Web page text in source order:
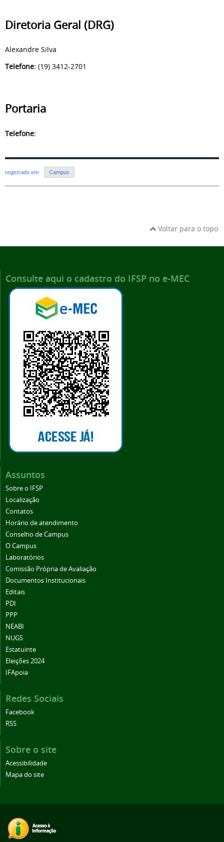
Diretoria Geral (DRG)
Alexandre Silva
Telefone: (19) 3412-2701
Portaria
Telefone:
registrado em: Campus
Voltar para o topo
Consulte aqui o cadastro do IFSP no e-MEC
.
Assuntos
Sobre o IFSP
Localização
Contatos
Horário de atendimento
Conselho de Campus
O Campus
Laboratórios
Comissão Própria de Avaliação
Documentos Institucionais
Editais
PDI
PPP
NEABI
NUGS
Estatuinte
Eleições 2024
IFApoia
Redes Sociais
Facebook
RSS
Sobre o site
Acessibilidade
Mapa do site